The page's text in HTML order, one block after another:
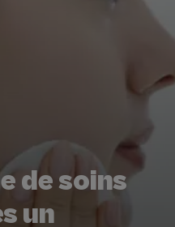
de soins
un